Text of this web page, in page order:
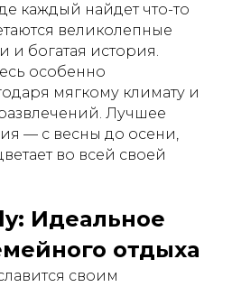
каждый найдет что-то
великолепные
богатая история.
особенно
мягкому климату и
Лучшее
— с весны до осени,
во всей своей
Идеальное
отдыха
своим